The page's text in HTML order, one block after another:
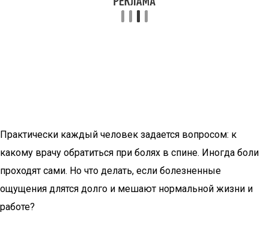
Практически каждый человек задается вопросом: к
какому врачу обратиться при болях в спине. Иногда боли
проходят сами. Но что делать, если болезненные
ощущения длятся долго и мешают нормальной жизни и
работе?